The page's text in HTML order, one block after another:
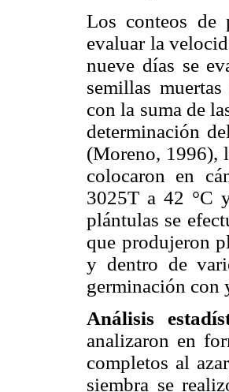
Los conteos de
evaluar la
nueve días se
semillas
con la suma de
determinación
(Moreno, 1996),
colocaron en
3025T a 42 °C
plántulas se
que produjeron
y dentro de
germinación con
Análisis
analizaron en
completos al
siembra se